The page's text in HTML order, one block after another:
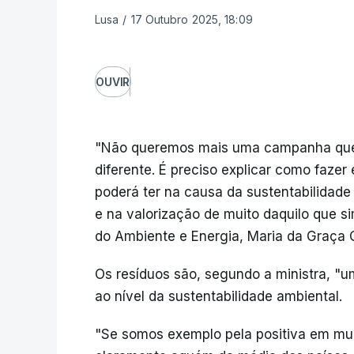
Lusa / 17 Outubro 2025, 18:09
OUVIR
"Não queremos mais uma campanha
diferente. É preciso explicar como
poderá ter na causa da
e na valorização de muito daquilo que
do Ambiente e Energia, Maria da
Os resíduos são, segundo a ministra,
ao nível da sustentabilidade ambiental.
"Se somos exemplo pela positiva em